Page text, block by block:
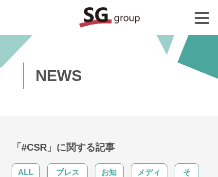
NEWS
「#CSR」に関する記事
ALL
プレス
お知
メディ
そ